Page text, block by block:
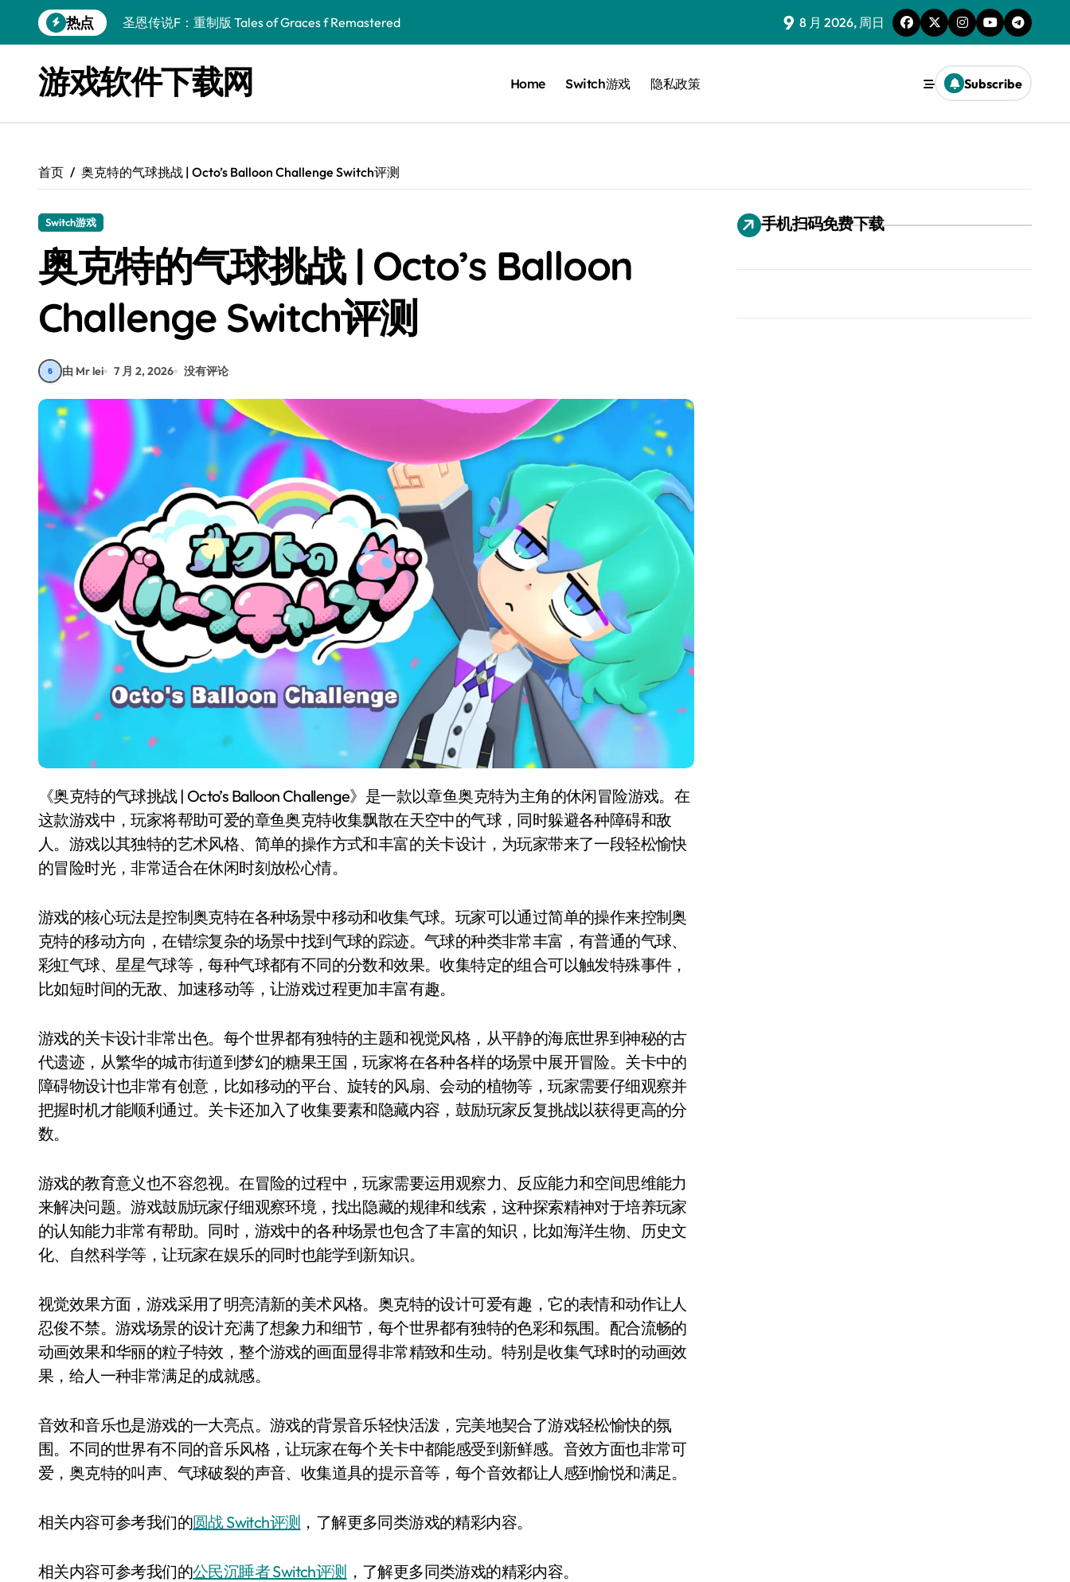
到
热点
圣恩传说F：重制版 Tales of Graces f Remastered
终焉之玛格诺利亚：雾中之花 ENDER MAGNOLIA Bloom in the mist
休闲运动系列：网球 Casual Sport Series Tennis
星球大战前传1：绝地力量之战 Star Wars Episode I Jedi Power Battles
阿瑞亚之旅 Worlds of Aria
阿喀琉斯：传说未竟之谜 Achilles Legends Untold
小镇惊魂：重制版合集 DreadOut Remastered Collection
9 8 月 2026, 周日
游戏软件下载网 Home Switch游戏 隐私政策 Subscribe
首页 奥克特的气球挑战 | Octo’s Balloon Challenge Switch评测
Switch游戏
奥克特的气球挑战 | Octo’s Balloon
Challenge Switch评测
由 Mr lei 7 月 2, 2026 没有评论
《奥克特的气球挑战 | Octo’s Balloon Challenge》是一款以章鱼奥克特为主角的休闲冒险游戏。在
这款游戏中，玩家将帮助可爱的章鱼奥克特收集飘散在天空中的气球，同时躲避各种障碍和敌
人。游戏以其独特的艺术风格、简单的操作方式和丰富的关卡设计，为玩家带来了一段轻松愉快
的冒险时光，非常适合在休闲时刻放松心情。
游戏的核心玩法是控制奥克特在各种场景中移动和收集气球。玩家可以通过简单的操作来控制奥
克特的移动方向，在错综复杂的场景中找到气球的踪迹。气球的种类非常丰富，有普通的气球、
彩虹气球、星星气球等，每种气球都有不同的分数和效果。收集特定的组合可以触发特殊事件，
比如短时间的无敌、加速移动等，让游戏过程更加丰富有趣。
游戏的关卡设计非常出色。每个世界都有独特的主题和视觉风格，从平静的海底世界到神秘的古
代遗迹，从繁华的城市街道到梦幻的糖果王国，玩家将在各种各样的场景中展开冒险。关卡中的
障碍物设计也非常有创意，比如移动的平台、旋转的风扇、会动的植物等，玩家需要仔细观察并
把握时机才能顺利通过。关卡还加入了收集要素和隐藏内容，鼓励玩家反复挑战以获得更高的分
数。
游戏的教育意义也不容忽视。在冒险的过程中，玩家需要运用观察力、反应能力和空间思维能力
来解决问题。游戏鼓励玩家仔细观察环境，找出隐藏的规律和线索，这种探索精神对于培养玩家
的认知能力非常有帮助。同时，游戏中的各种场景也包含了丰富的知识，比如海洋生物、历史文
化、自然科学等，让玩家在娱乐的同时也能学到新知识。
视觉效果方面，游戏采用了明亮清新的美术风格。奥克特的设计可爱有趣，它的表情和动作让人
忍俊不禁。游戏场景的设计充满了想象力和细节，每个世界都有独特的色彩和氛围。配合流畅的
动画效果和华丽的粒子特效，整个游戏的画面显得非常精致和生动。特别是收集气球时的动画效
果，给人一种非常满足的成就感。
音效和音乐也是游戏的一大亮点。游戏的背景音乐轻快活泼，完美地契合了游戏轻松愉快的氛
围。不同的世界有不同的音乐风格，让玩家在每个关卡中都能感受到新鲜感。音效方面也非常可
爱，奥克特的叫声、气球破裂的声音、收集道具的提示音等，每个音效都让人感到愉悦和满足。
相关内容可参考我们的圆战 Switch评测 ，了解更多同类游戏的精彩内容。
相关内容可参考我们的公民沉睡者 Switch评测 ，了解更多同类游戏的精彩内容。
手机扫码免费下载